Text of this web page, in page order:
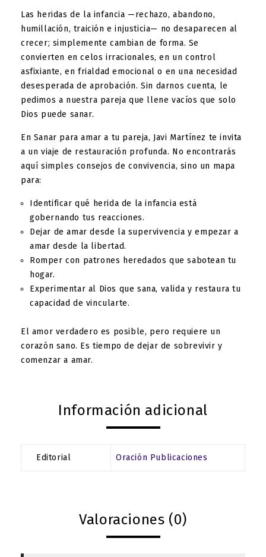
Las heridas de la infancia —rechazo, abandono,
humillación, traición e injusticia— no desaparecen al
crecer; simplemente cambian de forma. Se
convierten en celos irracionales, en un control
asfixiante, en frialdad emocional o en una necesidad
desesperada de aprobación. Sin darnos cuenta, le
pedimos a nuestra pareja que llene vacíos que solo
Dios puede sanar.
En Sanar para amar a tu pareja, Javi Martínez te invita
a un viaje de restauración profunda. No encontrarás
aquí simples consejos de convivencia, sino un mapa
para:
Identificar qué herida de la infancia está
gobernando tus reacciones.
Dejar de amar desde la supervivencia y empezar a
amar desde la libertad.
Romper con patrones heredados que sabotean tu
hogar.
Experimentar al Dios que sana, valida y restaura tu
capacidad de vincularte.
El amor verdadero es posible, pero requiere un
corazón sano. Es tiempo de dejar de sobrevivir y
comenzar a amar.
Información adicional
Editorial Oración Publicaciones
Valoraciones (0)